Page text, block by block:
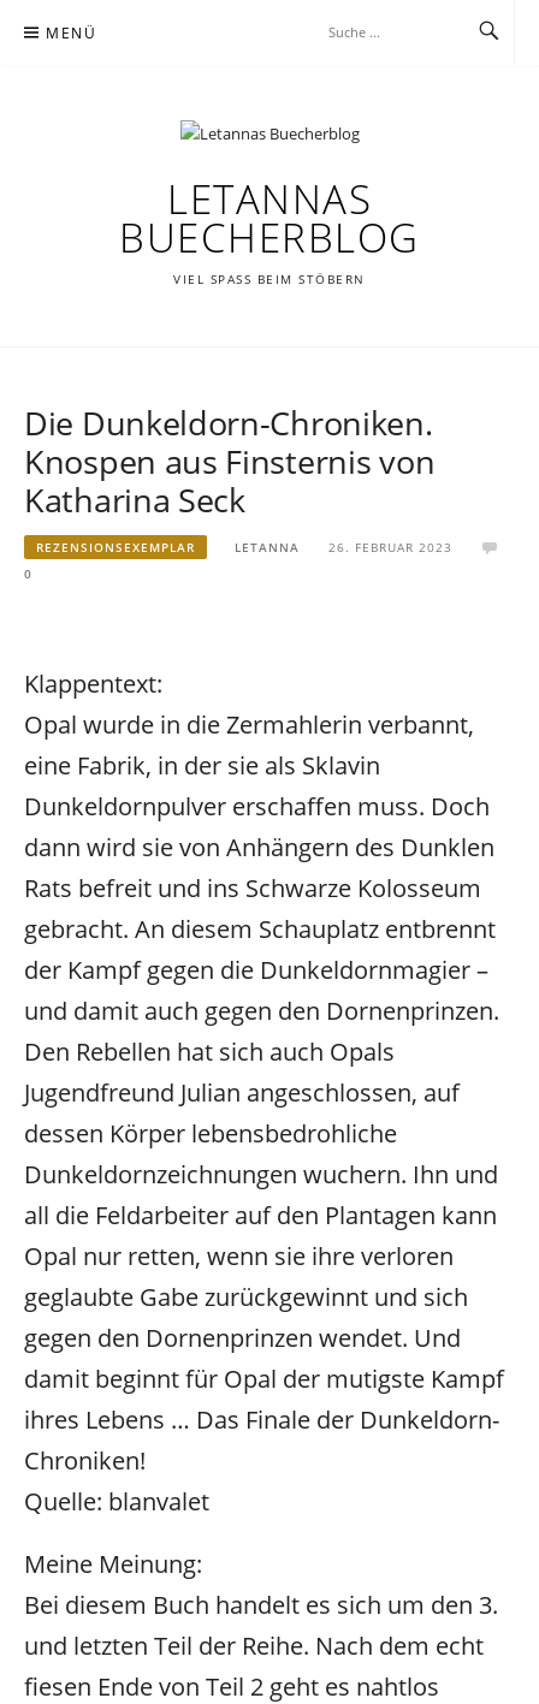
Inhalt MENÜ
LETANNAS
BUECHERBLOG
VIEL SPASS BEIM STÖBERN
Die Dunkeldorn-Chroniken.
Knospen aus Finsternis von
Katharina Seck
REZENSIONSEXEMPLAR LETANNA
26. FEBRUAR 2023
0
Klappentext:
Opal wurde in die Zermahlerin verbannt,
eine Fabrik, in der sie als Sklavin
Dunkeldornpulver erschaffen muss. Doch
dann wird sie von Anhängern des Dunklen
Rats befreit und ins Schwarze Kolosseum
gebracht. An diesem Schauplatz entbrennt
der Kampf gegen die Dunkeldornmagier –
und damit auch gegen den Dornenprinzen.
Den Rebellen hat sich auch Opals
Jugendfreund Julian angeschlossen, auf
dessen Körper lebensbedrohliche
Dunkeldornzeichnungen wuchern. Ihn und
all die Feldarbeiter auf den Plantagen kann
Opal nur retten, wenn sie ihre verloren
geglaubte Gabe zurückgewinnt und sich
gegen den Dornenprinzen wendet. Und
damit beginnt für Opal der mutigste Kampf
ihres Lebens … Das Finale der Dunkeldorn-
Chroniken!
Quelle: blanvalet
Meine Meinung:
Bei diesem Buch handelt es sich um den 3.
und letzten Teil der Reihe. Nach dem echt
fiesen Ende von Teil 2 geht es nahtlos